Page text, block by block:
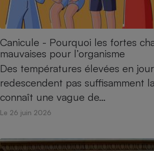
Canicule - Pourquoi les fortes
mauvaises pour l’organisme
Des températures élevées en
redescendent pas suffisamment
connaît une vague de…
Le 26 juin 2026